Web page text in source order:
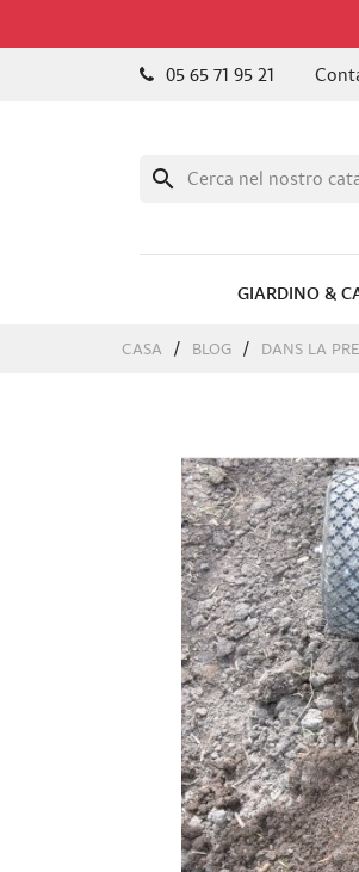
05 65 71 95 21
search
GIARDINO &
CASA BLOG DANS LA